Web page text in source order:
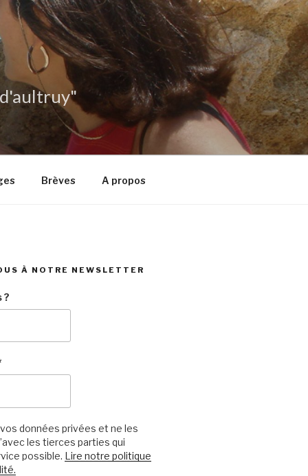
Brèves A propos
À NOTRE NEWSLETTER
?
données privées et ne les
les tierces parties qui
possible. Lire notre politique